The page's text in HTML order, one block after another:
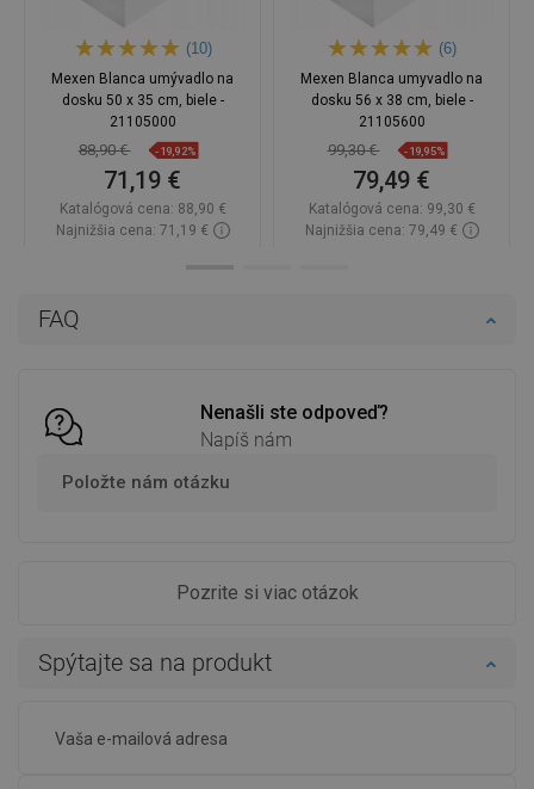
FAQ
Nenašli ste odpoveď?
Napíš nám
Položte nám otázku
Pozrite si viac otázok
Spýtajte sa na produkt
(10)
Mexen Blanca umývadlo na
dosku 50 x 35 cm, biele -
21105000
88,90 € -19,92%
71,19 €
Katalógová cena: 88,90 €
Najnižšia cena: 71,19 €
(6)
Mexen Blanca umyvadlo na
dosku 56 x 38 cm, biele -
21105600
99,30 € -19,95%
79,49 €
Katalógová cena: 99,30 €
Najnižšia cena: 79,49 €